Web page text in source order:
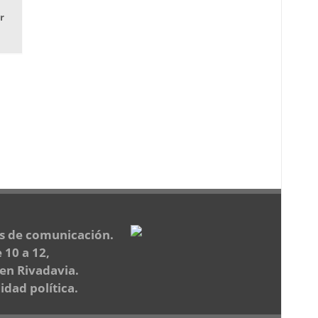
de comunicación.
a 12,
Rivadavia.
política.